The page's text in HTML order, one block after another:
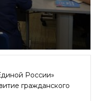
России»
гражданского